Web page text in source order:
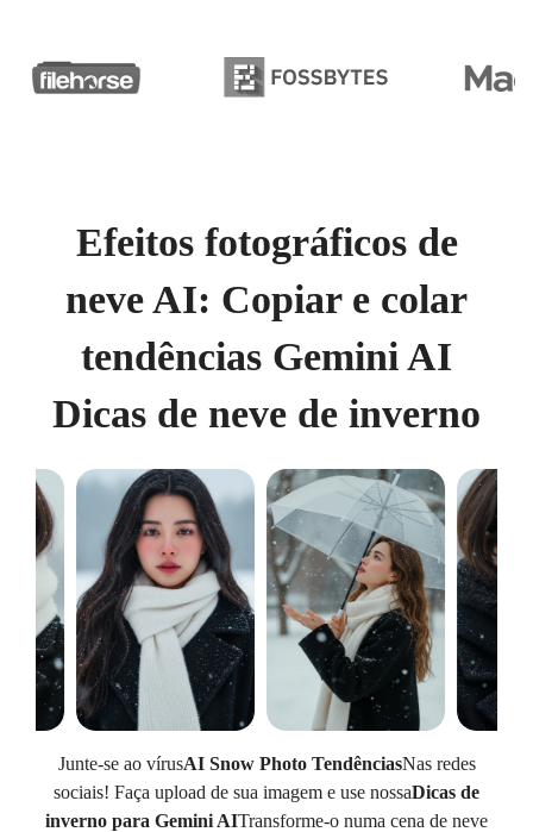
Efeitos fotográficos de
neve AI: Copiar e colar
tendências Gemini AI
Dicas de neve de inverno
Junte-se ao vírusAI Snow Photo TendênciasNas redes
sociais! Faça upload de sua imagem e use nossaDicas de
inverno para Gemini AITransforme-o numa cena de neve